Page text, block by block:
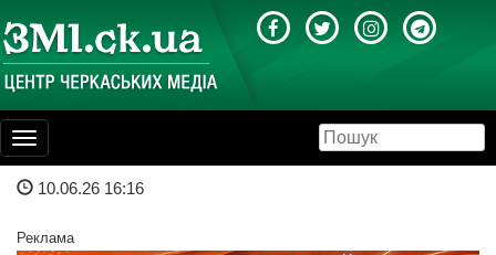
Toggle
navigation
10.06.26 16:16
Реклама